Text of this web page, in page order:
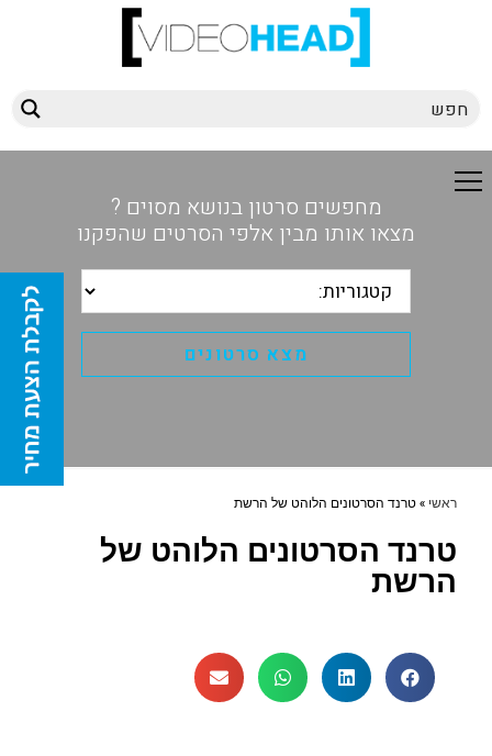
מחפשים סרטון בנושא מסוים ?
מצאו אותו מבין אלפי הסרטים שהפקנו
ראשי »טרנד הסרטונים הלוהט של הרשת
טרנד הסרטונים הלוהט של
הרשת